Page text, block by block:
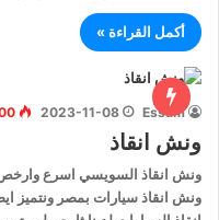
أكمل القراءة »
Essam
2023-11-08
ونش انقاذ
ونش انقاذ سيارات بمصر ونتميز